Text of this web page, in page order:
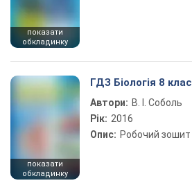
показати
обкладинку
показати
обкладинку
ГДЗ Біологія 8 клас
Автори: В. І. Соболь
Рік: 2016
Опис: Робочий зошит